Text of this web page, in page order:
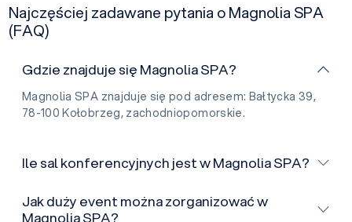
Najczęściej zadawane pytania o Magnolia SPA
(FAQ)
Gdzie znajduje się Magnolia SPA?
Magnolia SPA znajduje się pod adresem: Bałtycka 39,
78-100 Kołobrzeg, zachodniopomorskie.
Ile sal konferencyjnych jest w Magnolia SPA?
Jak duży event można zorganizować w
Magnolia SPA?